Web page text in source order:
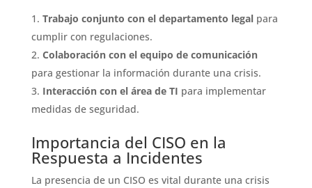
Trabajo conjunto con el departamento legalpara
cumplir con regulaciones.
Colaboración con el equipo de comunicación
para gestionar la información durante una crisis.
Interacción con el área de TI para implementar
medidas de seguridad.
Importancia del CISO en la
Respuesta a Incidentes
La presencia de un CISO es vital durante una crisis